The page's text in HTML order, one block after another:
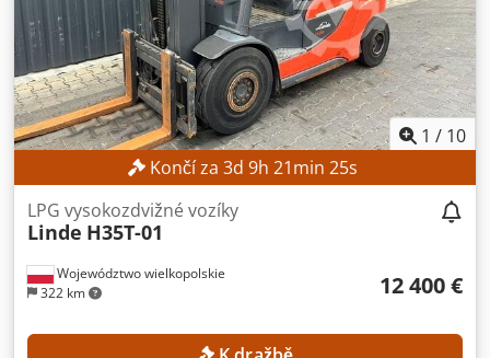
1 / 10
Končí za 3d 9h 21min 22s
Województwo wielkopolskie
322 km
LPG vysokozdvižné vozíky
Linde H35T-01
12 400 €